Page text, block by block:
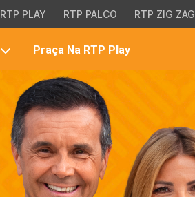
RTP PLAY RTP PALCO RTP ZIG ZAG
Praça Na RTP Play
site